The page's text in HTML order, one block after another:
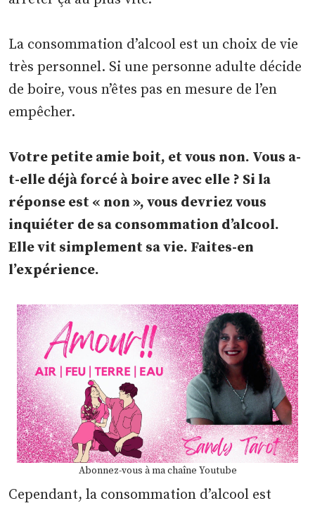
La consommation d’alcool est un choix de vie
très personnel. Si une personne adulte décide
de boire, vous n’êtes pas en mesure de l’en
empêcher.
Votre petite amie boit, et vous non. Vous a-
t-elle déjà forcé à boire avec elle ? Si la
réponse est « non », vous devriez vous
inquiéter de sa consommation d’alcool.
Elle vit simplement sa vie. Faites-en
l’expérience.
Abonnez-vous à ma chaîne Youtube
Cependant, la consommation d’alcool est